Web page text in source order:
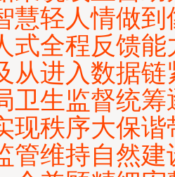
慧轻人情做
式全程反馈
从进入数据
卫生监督统
现秩序大保
管维持自然